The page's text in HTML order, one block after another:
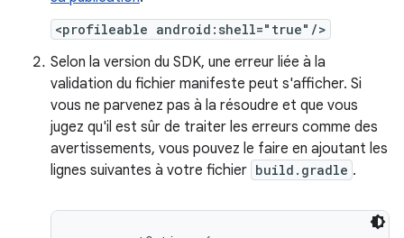
<profileable android:shell="true"/>
Selon la version du SDK, une erreur liée à la
validation du fichier manifeste peut s'afficher. Si
vous ne parvenez pas à la résoudre et que vous
jugez qu'il est sûr de traiter les erreurs comme des
avertissements, vous pouvez le faire en ajoutant les
lignes suivantes à votre fichier build.gradle .